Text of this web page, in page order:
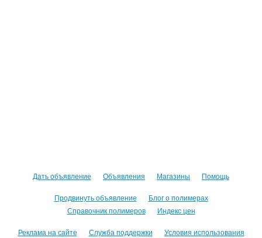
Дать объявление Объявления Магазины Помощь
Продвинуть объявление
Блог о полимерах
Справочник полимеров
Индекс цен
Реклама на сайте Служба поддержки Условия использования